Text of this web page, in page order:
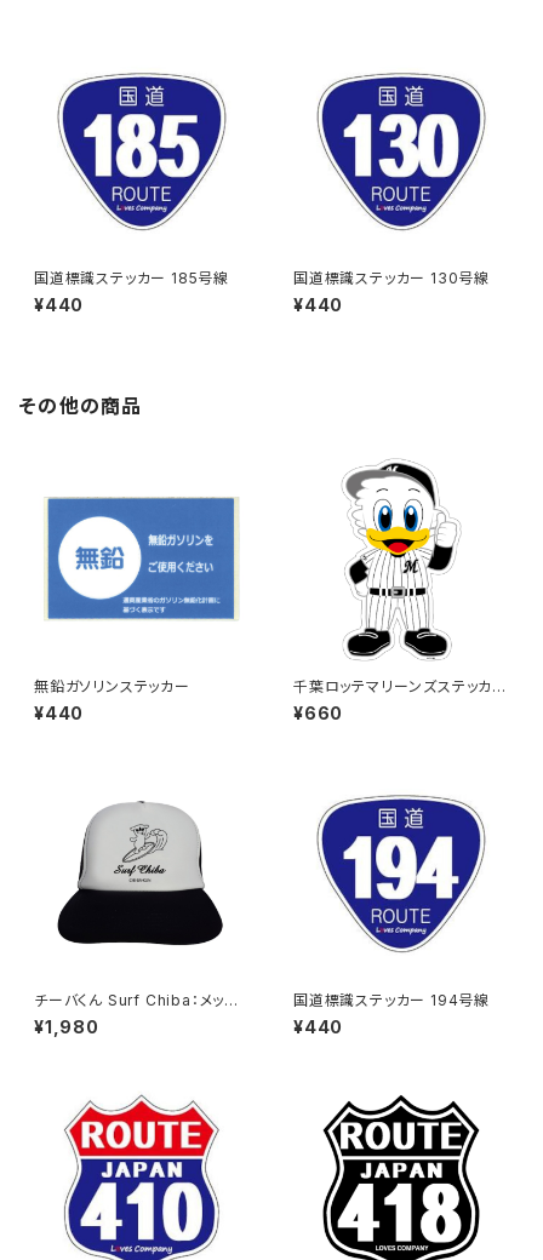
国道標識ステッカー 185号線
¥440
国道標識ステッカー 130号線
¥440
その他の商品
無鉛ガソリンステッカー
¥440
千葉ロッテマリーンズステッカー
13（大）
¥660
チーバくん Surf Chiba：メッシ
ュキャップ（Bホワイト）
¥1,980
国道標識ステッカー 194号線
¥440